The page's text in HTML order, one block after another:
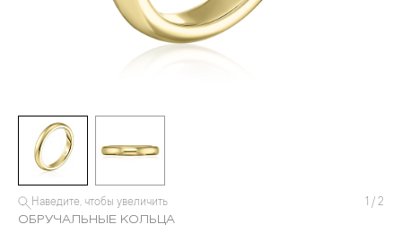
Наведите, чтобы увеличить 1 / 2
ОБРУЧАЛЬНЫЕ КОЛЬЦА